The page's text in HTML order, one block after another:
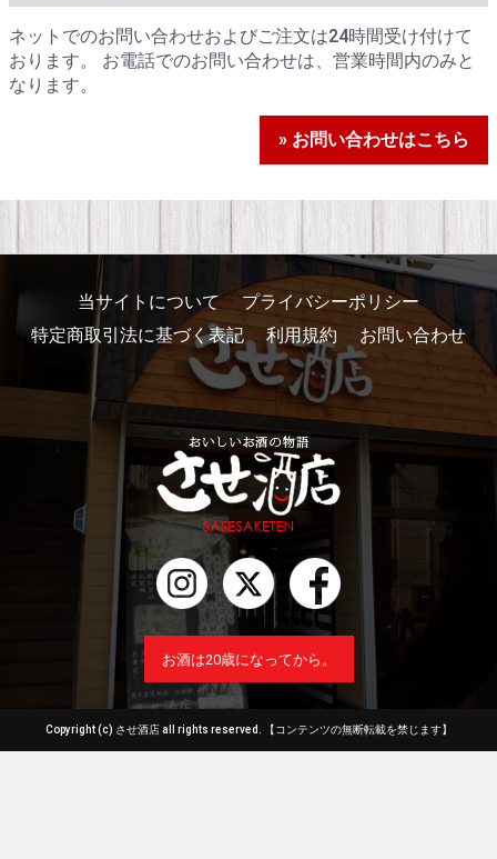
ネットでのお問い合わせおよびご注文は24時間受け付けて
おります。 お電話でのお問い合わせは、営業時間内のみと
なります。
» お問い合わせはこちら
当サイトについて
プライバシーポリシー
特定商取引法に基づく表記
利用規約 お問い合わせ
お酒は20歳になってから。
Copyright (c) させ酒店 all rights reserved. 【コンテンツの無断転載を禁じます】